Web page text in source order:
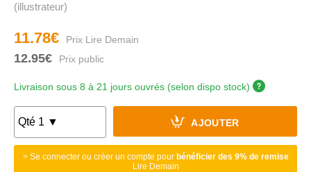
(illustrateur)
11.78€
12.95€
Livraison sous 8 à 21 jours ouvrés (selon dispo stock)
AJOUTER
> Se connecter ou créer un compte pour bénéficier des 9% de remise
Lire Demain